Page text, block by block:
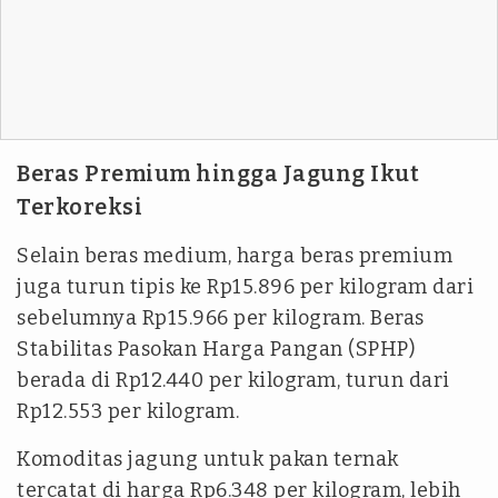
Beras Premium hingga Jagung Ikut
Terkoreksi
Selain beras medium, harga beras premium
juga turun tipis ke Rp15.896 per kilogram dari
sebelumnya Rp15.966 per kilogram. Beras
Stabilitas Pasokan Harga Pangan (SPHP)
berada di Rp12.440 per kilogram, turun dari
Rp12.553 per kilogram.
Komoditas jagung untuk pakan ternak
tercatat di harga Rp6.348 per kilogram, lebih